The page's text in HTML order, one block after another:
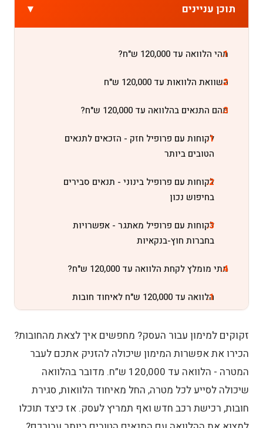
תוכן עניינים ▾
מהי הלוואה עד 120,000 ש"ח?
השוואת הלוואות עד 120,000 ש"ח
מהם התנאים בהלוואה עד 120,000 ש"ח?
לקוחות עם פרופיל חזק - הזכאים לתנאים
הטובים ביותר
לקוחות עם פרופיל בינוני - תנאים סבירים
בחיפוש נכון
לקוחות עם פרופיל מאתגר - אפשרויות
בחברות חוץ-בנקאיות
מתי מומלץ לקחת הלוואה עד 120,000 ש"ח?
הלוואה עד 120,000 ש"ח לאיחוד חובות
גדולה
הלוואה עד 120,000 ש"ח להתפתחות עסקית
הלוואה עד 120,000 ש"ח לסיוע ברכישת נכס
או רכב
זקוקים למימון עבור העסק? מחפשים איך לצאת מהחובות?
הכירו את אפשרות המימון שיכולה להזניק אתכם לעבר
המטרה - הלוואה עד 120,000 ש”ח. מדובר בהלוואה
שיכולה לסייע לכל מטרה, החל מאיחוד הלוואות, סגירת
חובות, רכישת רכב חדש ואף תמריץ לעסק. אז כיצד תוכלו